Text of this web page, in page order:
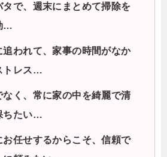
タで、週末にまとめて掃除を
…
追われて、家事の時間がなか
トレス…
なく、常に家の中を綺麗で清
ちたい…
お任せするからこそ、信頼で